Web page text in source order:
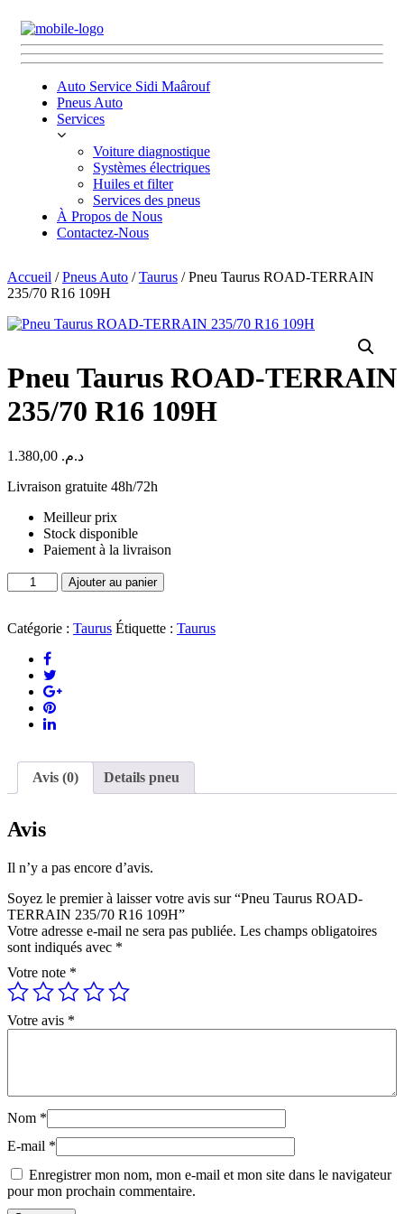
Auto Service Sidi Maârouf
Pneus Auto
Services
Voiture diagnostique
Systèmes électriques
Huiles et filter
Services des pneus
À Propos de Nous
Contactez-Nous
Accueil /Pneus Auto /Taurus / Pneu Taurus ROAD-TERRAIN
235/70 R16 109H
Pneu Taurus ROAD-TERRAIN
235/70 R16 109H
د.م.
Livraison gratuite 48h/72h
Meilleur prix
Stock disponible
Paiement à la livraison
quantité
de
Taurus
TERRAIN
235/70
R16
109H
Ajouter au panier
Catégorie : Taurus Étiquette : Taurus
Avis (0) Details pneu
Avis
Il n’y a pas encore d’avis.
Soyez le premier à laisser votre avis sur “Pneu Taurus ROAD-
TERRAIN 235/70 R16 109H”
Votre adresse e-mail ne sera pas publiée. Les champs obligatoires
sont indiqués avec *
Votre note *
Votre avis *
Nom *
E-mail *
Enregistrer mon nom, mon e-mail et mon site dans le navigateur
pour mon prochain commentaire.